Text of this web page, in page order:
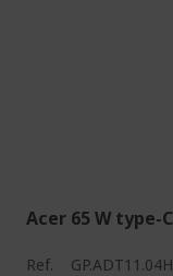
Acer 65 W type-
Ref. GP.ADT11.04H